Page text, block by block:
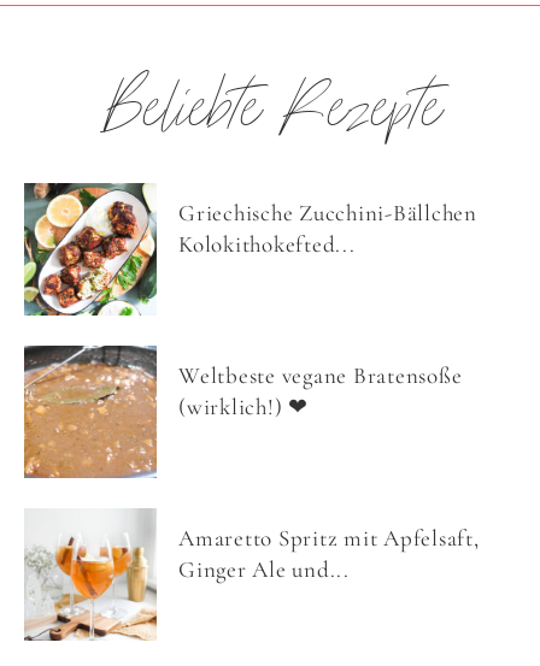
Beliebte Rezepte
Griechische Zucchini-Bällchen
Kolokithokefted...
Weltbeste vegane Bratensoße
(wirklich!) ❤
Amaretto Spritz mit Apfelsaft,
Ginger Ale und...